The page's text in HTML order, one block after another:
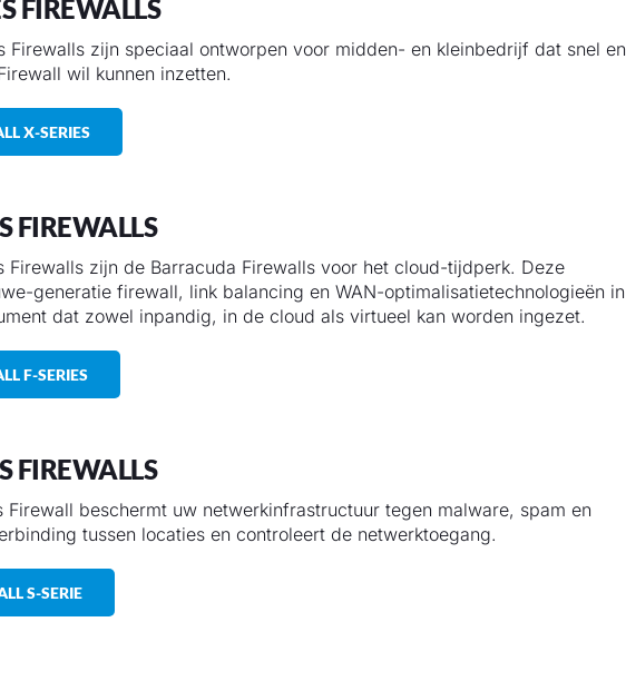
FIREWALLS
Firewalls zijn speciaal ontworpen voor midden- en kleinbedrijf dat snel en
wil kunnen inzetten.
X-SERIES
FIREWALLS
Firewalls zijn de Barracuda Firewalls voor het cloud-tijdperk. Deze
generatie firewall, link balancing en WAN-optimalisatietechnologieën in
dat zowel inpandig, in de cloud als virtueel kan worden ingezet.
F-SERIES
FIREWALLS
Firewall beschermt uw netwerkinfrastructuur tegen malware, spam en
tussen locaties en controleert de netwerktoegang.
S-SERIE